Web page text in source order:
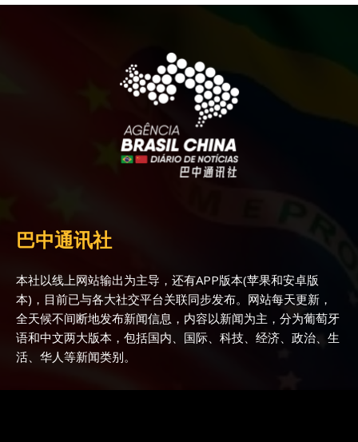
巴中通讯社
本社以线上网站输出为主导，还有APP版本(苹果和安卓版
本)，目前已与各大社交平台关联同步发布。网站每天更新，
全天候不间断地发布新闻信息，内容以新闻为主，分为葡萄牙
语和中文两大版本，包括国内、国际、科技、经济、政治、生
活、华人等新闻类别。